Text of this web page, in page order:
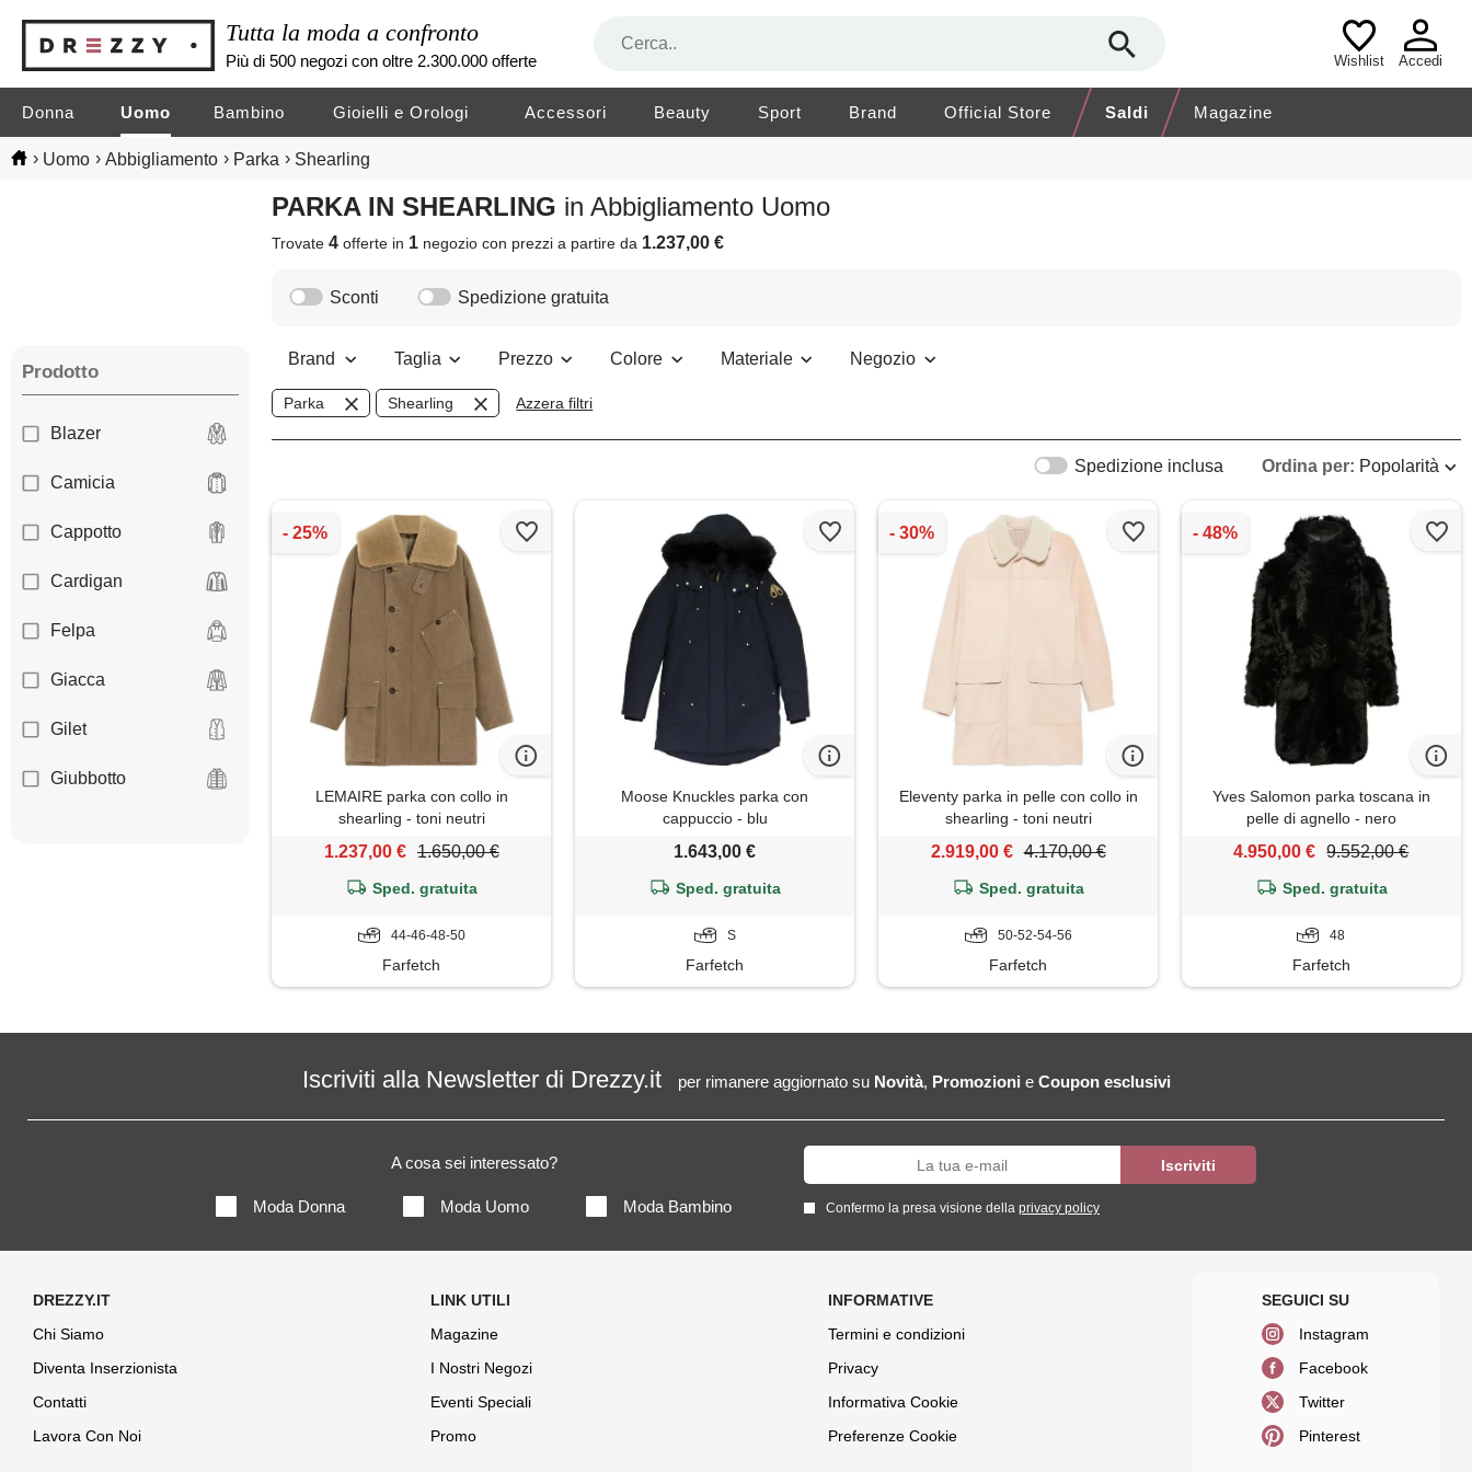
Tutta la moda a confronto
Più di 500 negozi con oltre 2.300.000 offerte Wishlist Accedi
Donna Uomo Bambino Gioielli e Orologi Accessori Beauty Sport Brand Official Store Saldi Magazine
› Uomo › Abbigliamento › Parka › Shearling
PARKA IN SHEARLING in Abbigliamento Uomo
Trovate4 offerte in 1 negoziocon prezzi a partire da 1.237,00 €
Prodotto
Blazer
Camicia
Cappotto
Cardigan
Felpa
Giacca
Gilet
Giubbotto
Soprabito
Sconti Spedizione gratuita
Brand Taglia Prezzo Colore Materiale Negozio
Parka Shearling Azzera filtri
Ordina per: Popolarità
Spedizione inclusa
LEMAIRE parka con collo in
shearling - toni neutri
1.237,00 € 1.650,00 €
Sped. gratuita
44-46-48-50
Farfetch
Moose Knuckles parka con
cappuccio - blu
1.643,00 €
Sped. gratuita
S
Farfetch
Eleventy parka in pelle con collo in
shearling - toni neutri
2.919,00 € 4.170,00 €
Sped. gratuita
50-52-54-56
Farfetch
Yves Salomon parka toscana in
pelle di agnello - nero
4.950,00 € 9.552,00 €
Sped. gratuita
48
Farfetch
Iscriviti alla Newsletter di Drezzy.it per rimanere aggiornato su Novità, Promozioni e Coupon esclusivi
A cosa sei interessato?
Moda Donna Moda Uomo Moda Bambino Confermo la presa visione della privacy policy
Chi Siamo
Diventa Inserzionista
Contatti
Lavora Con Noi
Magazine
I Nostri Negozi
Eventi Speciali
Promo
Termini e condizioni
Privacy
Informativa Cookie
Preferenze Cookie
Instagram
Facebook
Twitter
Pinterest